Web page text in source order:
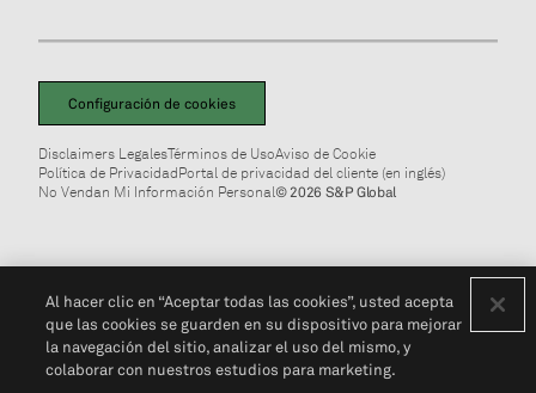
Configuración de cookies
Disclaimers LegalesTérminos de UsoAviso de Cookie
Política de PrivacidadPortal de privacidad del cliente (en inglés)
No Vendan Mi Información Personal© 2026 S&P Global
Al hacer clic en “Aceptar todas las cookies”, usted acepta
que las cookies se guarden en su dispositivo para mejorar
la navegación del sitio, analizar el uso del mismo, y
colaborar con nuestros estudios para marketing.